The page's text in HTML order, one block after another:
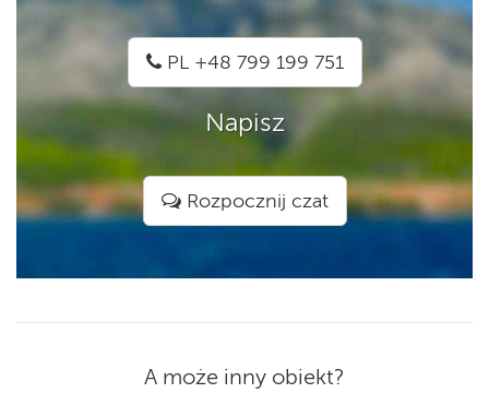
PL +48 799 199 751
Napisz
Rozpocznij czat
A może inny obiekt?